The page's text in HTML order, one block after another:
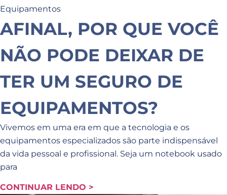
Equipamentos
AFINAL, POR QUE VOCÊ
NÃO PODE DEIXAR DE
TER UM SEGURO DE
EQUIPAMENTOS?
Vivemos em uma era em que a tecnologia e os
equipamentos especializados são parte indispensável
da vida pessoal e profissional. Seja um notebook usado
para
CONTINUAR LENDO >